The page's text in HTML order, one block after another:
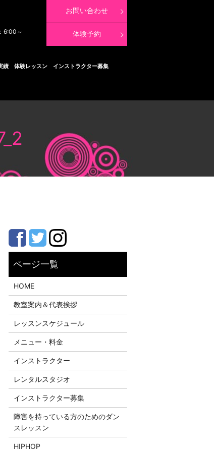
績 体験レッスン インストラクター募集
6:00～
お問い合わせ
体験予約
HOME
教室案内＆代表挨拶
レッスンスケジュール
メニュー・料金
インストラクター
レンタルスタジオ
インストラクター募集
障害を持っている方のためのダン
スレッスン
HIPHOP